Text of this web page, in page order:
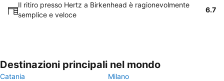
Il ritiro presso Hertz a Birkenhead è ragionevolmente
semplice e veloce
6.7
Destinazioni principali nel mondo
Catania
Milano